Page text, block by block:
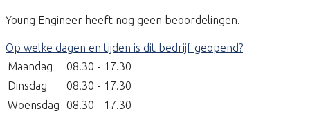
Young Engineer heeft nog geen beoordelingen.
Op welke dagen en tijden is dit bedrijf geopend?
Maandag
08.30 - 17.30
Dinsdag
08.30 - 17.30
Woensdag
08.30 - 17.30